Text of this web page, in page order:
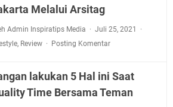
Melalui Arsitag
Admin Inspiratips Media
Juli 25, 2021
, Review Posting Komentar
lakukan 5 Hal ini Saat
Time Bersama Teman